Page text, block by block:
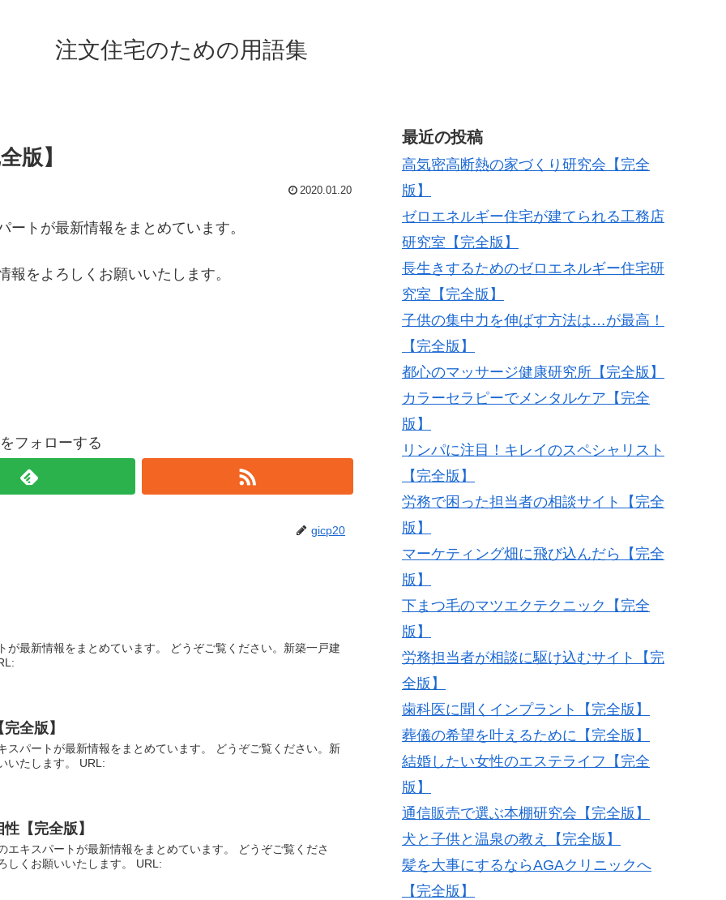
注文住宅のための用語集
版】
2020.01.20
ートが最新情報をまとめています。
をよろしくお願いいたします。
フォローする
gicp20
最新情報をまとめています。 どうぞご覧ください。新築一戸建
全版】
パートが最新情報をまとめています。 どうぞご覧ください。新
いたします。 URL:
【完全版】
キスパートが最新情報をまとめています。 どうぞご覧くださ
しくお願いいたします。 URL:
最近の投稿
高気密高断熱の家づくり研究会【完全
版】
ゼロエネルギー住宅が建てられる工務店
研究室【完全版】
長生きするためのゼロエネルギー住宅研
究室【完全版】
子供の集中力を伸ばす方法は…が最高！
【完全版】
都心のマッサージ健康研究所【完全版】
カラーセラピーでメンタルケア【完全
版】
リンパに注目！キレイのスペシャリスト
【完全版】
労務で困った担当者の相談サイト【完全
版】
マーケティング畑に飛び込んだら【完全
版】
下まつ毛のマツエクテクニック【完全
版】
労務担当者が相談に駆け込むサイト【完
全版】
歯科医に聞くインプラント【完全版】
葬儀の希望を叶えるために【完全版】
結婚したい女性のエステライフ【完全
版】
通信販売で選ぶ本棚研究会【完全版】
犬と子供と温泉の教え【完全版】
髪を大事にするならAGAクリニックへ
【完全版】